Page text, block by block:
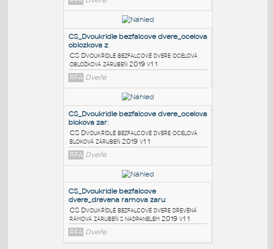
PODOBNÉ BLOKY
CS_Dvoukridle bezfalcove dvere_ocelova
rohova zaru
CS Dvoukřídlé bezfalcové dveře ocelová
rohova zárubeň 2019 v1 1
RFA Dveře
CS_Dvoukridle bezfalcove dvere_ocelova
oblozkova z:
CS Dvoukřídlé bezfalcové dveře ocelová
obložková zárubeň 2019 v1 1
RFA Dveře